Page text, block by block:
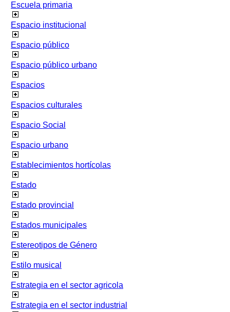
Escuela primaria
Espacio institucional
Espacio público
Espacio público urbano
Espacios
Espacios culturales
Espacio Social
Espacio urbano
Establecimientos hortícolas
Estado
Estado provincial
Estados municipales
Estereotipos de Género
Estilo musical
Estrategia en el sector agricola
Estrategia en el sector industrial